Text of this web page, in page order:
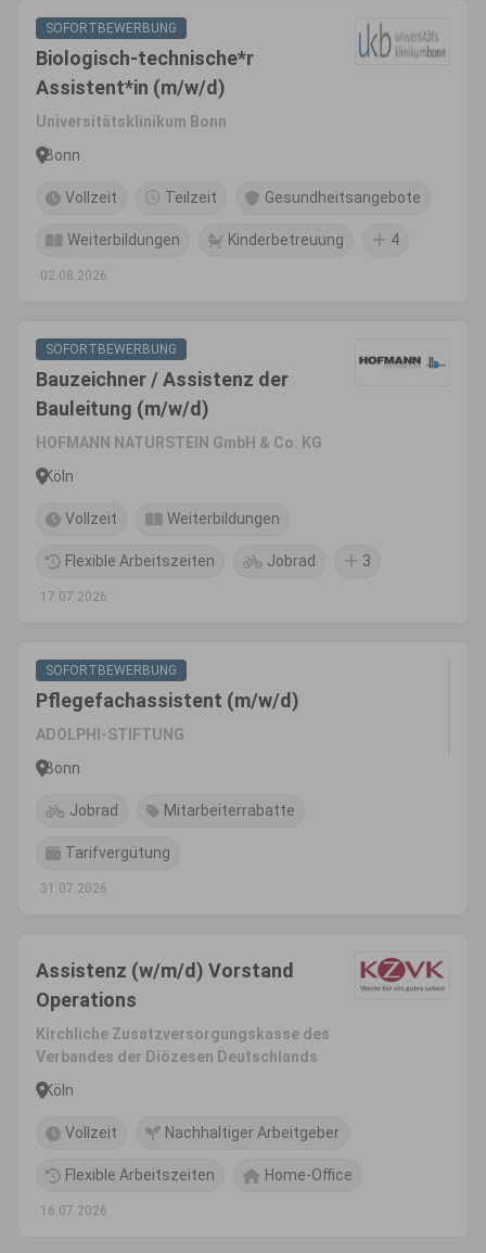
SOFORTBEWERBUNG
Biologisch-technische*r
Assistent*in (m/w/d)
Universitätsklinikum Bonn
Bonn
Vollzeit Teilzeit Gesundheitsangebote
Weiterbildungen Kinderbetreuung 4
02.08.2026
SOFORTBEWERBUNG
Bauzeichner / Assistenz der
Bauleitung (m/w/d)
HOFMANN NATURSTEIN GmbH & Co. KG
Köln
Vollzeit Weiterbildungen
Flexible Arbeitszeiten Jobrad 3
17.07.2026
SOFORTBEWERBUNG
Pflegefachassistent (m/w/d)
ADOLPHI-STIFTUNG
Bonn
Jobrad Mitarbeiterrabatte
Tarifvergütung
31.07.2026
Assistenz (w/m/d) Vorstand
Operations
Kirchliche Zusatzversorgungskasse des
Verbandes der Diözesen Deutschlands
Köln
Vollzeit Nachhaltiger Arbeitgeber
Flexible Arbeitszeiten Home-Office
16.07.2026